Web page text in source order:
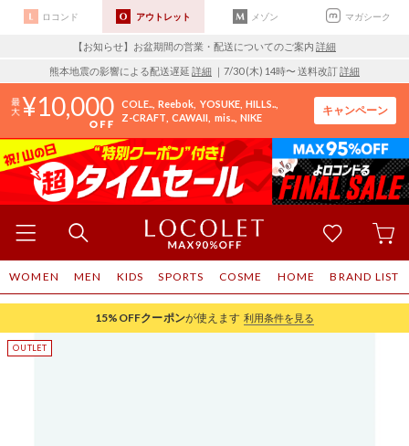
ロコンド アウトレット メゾン マガシーク
【お知らせ】お盆期間の営業・配送についてのご案内 詳細
熊本地震の影響による配送遅延 詳細 ｜7/30 (木) 14時〜 送料改訂詳細
10,000 COLE.. Reebok YOSUKE HILLS..
Z-CRAFT CAWAII mis.. NIKE
キャンペーン
WOMEN MEN KIDS SPORTS COSME HOME BRAND LIST
15%OFFクーポンが使えます 利用条件を見る